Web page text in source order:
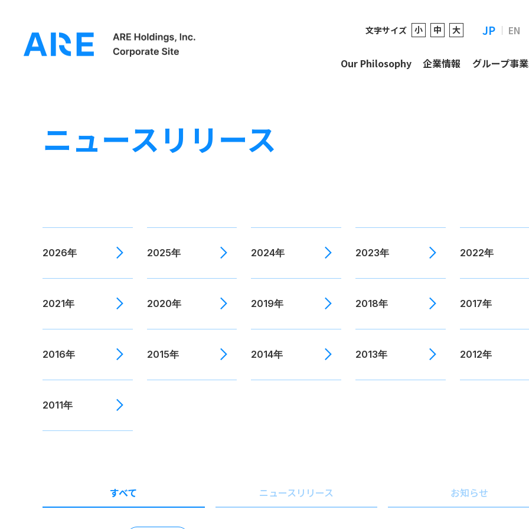
文字サイズ 小 中 大 JP EN
Our Philosophy 企業情報 グループ事
ニュースリリース
2026年 2025年 2024年 2023年 2022年
2021年 2020年 2019年 2018年 2017年
2016年 2015年 2014年 2013年 2012年
2011年
すべて ニュースリリース お知らせ